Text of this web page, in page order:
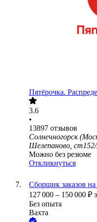
Пятёрочка.
3.6
•
13897 отзывов
Солнечногорск
Шелепаново,
Можно без резюме
Откликнуться
Сборщик заказов на
127 000 – 150 000 ₽
Без опыта
Вахта